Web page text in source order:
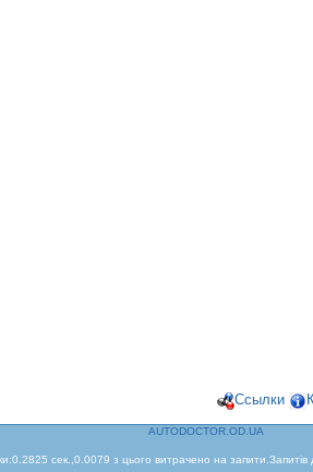
Ссылки
AUTODOCTOR.OD.UA
сек.,0.0079 з цього витрачено на